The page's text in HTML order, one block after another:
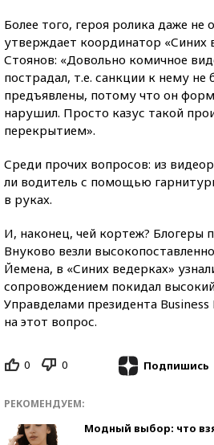
Более того, героя ролика даже не
утверждает координатор «Синих
Стоянов: «Довольно комичное
пострадал, т.е. санкции к нему не
предъявлены, потому что он
нарушил. Просто казус такой
перекрытием».
Среди прочих вопросов: из
ли водитель с помощью
в руках.
И, наконец, чей кортеж? Блогеры
Внуково везли
Йемена, в «Синих ведерках»
сопровождением покидал
Управделами президента
на этот вопрос.
0 0 Подпишись
РЕКОМЕНДУЕМ:
Модный выбор: что